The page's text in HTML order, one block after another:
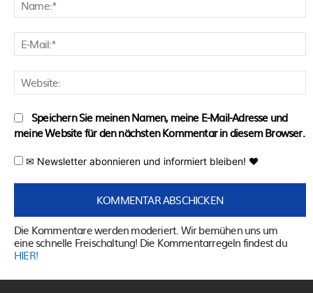
Speichern Sie meinen Namen, meine E-Mail-Adresse und
meine Website für den nächsten Kommentar in diesem Browser.
✉ Newsletter abonnieren und informiert bleiben! ♥
Die Kommentare werden moderiert. Wir bemühen uns um
eine schnelle Freischaltung! Die Kommentarregeln findest du
HIER!